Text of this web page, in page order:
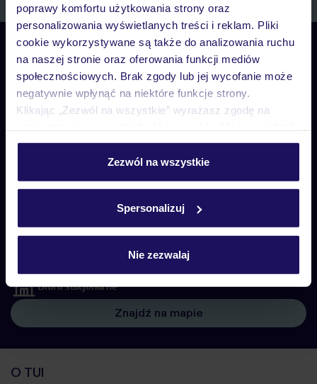
poprawy komfortu użytkowania strony oraz
personalizowania wyświetlanych treści i reklam. Pliki
cookie wykorzystywane są także do analizowania ruchu
na naszej stronie oraz oferowania funkcji mediów
społecznościowych. Brak zgody lub jej wycofanie może
negatywnie wpłynąć na niektóre funkcje strony.
Klikając „Zezwól na wszystkie” wyrażasz zgodę na
personalizować swój wybór wchodząc w zakładkę
Szczegółowe informacje o plikach cookie znajdziesz
Zezwól na wszystkie
Spersonalizuj
Nie zezwalaj
Skontaktuj się z nami
Telefoniczne Centrum Rezerwacji
pon. – pt. 08:00–22:00, sob. – niedz. 09:00–21:00
22 270 31 20
22 255 04 02
Biuro Obsługi Klienta
Biura stacjonarne
Znajdź na mapie
O TUI